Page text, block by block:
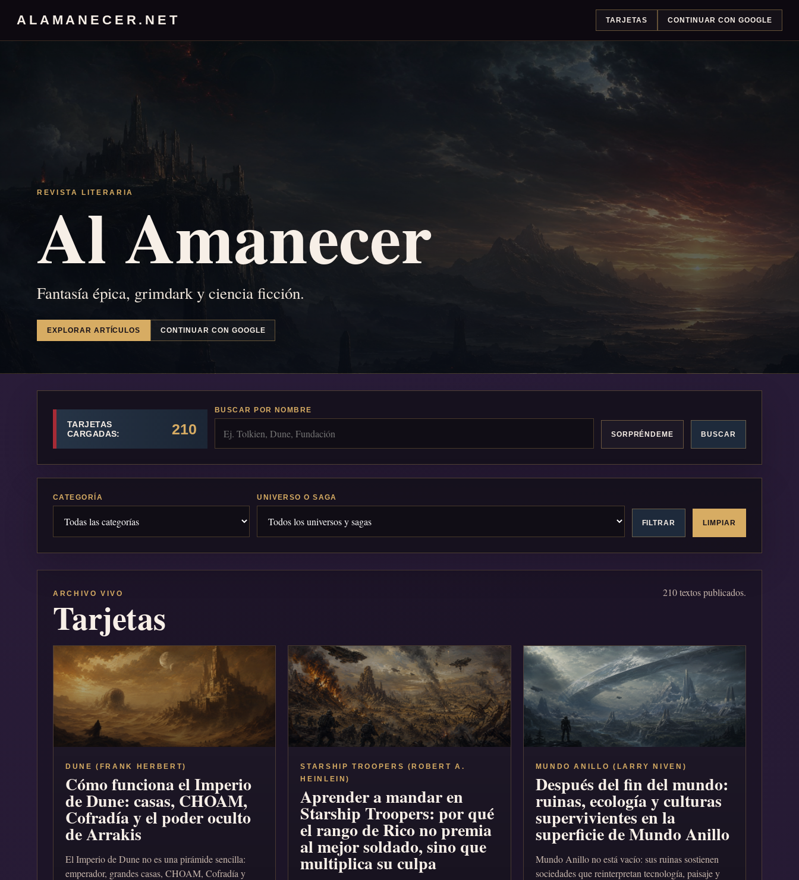
ALAMANECER.NET TARJETAS CONTINUAR CON GOOGLE
REVISTA LITERARIA
Al Amanecer
Fantasía épica, grimdark y ciencia ficción.
EXPLORAR ARTÍCULOS CONTINUAR CON GOOGLE
TARJETAS
CARGADAS:
210
BUSCAR POR NOMBRE
SORPRÉNDEME BUSCAR
CATEGORÍA UNIVERSO O SAGA
FILTRAR LIMPIAR
ARCHIVO VIVO
Tarjetas
210 textos publicados.
DUNE (FRANK HERBERT)
Cómo funciona el Imperio
de Dune: casas, CHOAM,
Cofradía y el poder oculto
de Arrakis
El Imperio de Dune no es una pirámide sencilla:
emperador, grandes casas, CHOAM, Cofradía y
STARSHIP TROOPERS (ROBERT A.
HEINLEIN)
Aprender a mandar en
Starship Troopers: por qué
el rango de Rico no premia
al mejor soldado, sino que
multiplica su culpa
MUNDO ANILLO (LARRY NIVEN)
Después del fin del mundo:
ruinas, ecología y culturas
supervivientes en la
superficie de Mundo Anillo
Mundo Anillo no está vacío: sus ruinas sostienen
sociedades que reinterpretan tecnología, paisaje y